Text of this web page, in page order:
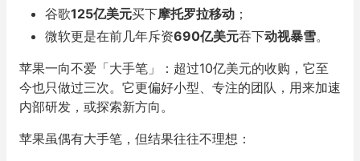
谷歌125亿美元买下摩托罗拉移动 ；
微软更是在前几年斥资690亿美元吞下动视暴雪。
苹果一向不爱「大手笔」：超过10亿美元的收购，它至
今也只做过三次。它更偏好小型、专注的团队，用来加速
内部研发，或探索新方向。
苹果虽偶有大手笔，但结果往往不理想：